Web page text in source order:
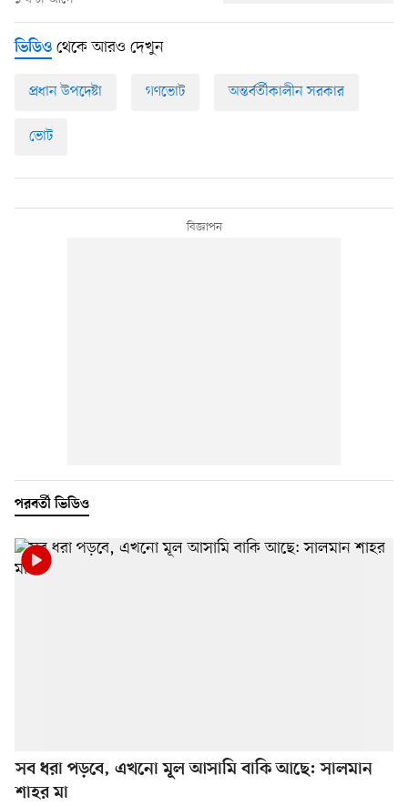
ভিডিও থেকে আরও দেখুন
প্রধান উপদেষ্টা গণভোট অন্তর্বর্তীকালীন সরকার
ভোট
পরবর্তী ভিডিও
সব ধরা পড়বে, এখনো মূল আসামি বাকি আছে: সালমান
শাহর মা